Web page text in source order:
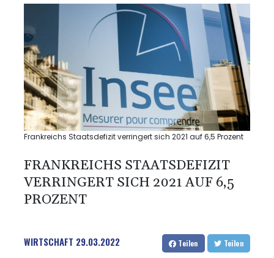
Frankreichs Staatsdefizit verringert sich 2021 auf 6,5 Prozent
FRANKREICHS STAATSDEFIZIT
VERRINGERT SICH 2021 AUF 6,5
PROZENT
WIRTSCHAFT 29.03.2022 Teilen Teilen